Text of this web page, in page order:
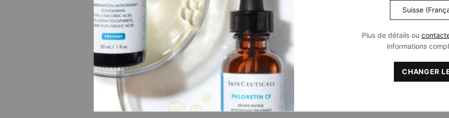
AJOUTER AU PANIER
ADVANCED RGN-6
AJOUTER AU PANIER
CHARGER PLUS DE
Plus de détails ou
informations
CHANGER